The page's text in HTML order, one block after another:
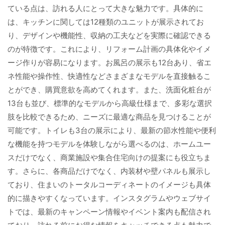
ている点は、訪れる人にとって大きな魅力です。具体的に
は、キッチンに関しては12種類のユニットが展示されてお
り、デザインや機能性、収納の工夫などを実際に確認できる
のが特徴です。これにより、リフォーム計画の具体化やイメ
ージ作りが容易になります。お風呂の展示も12台あり、省エ
ネ性能や操作性、快適性などさまざまなモデルを直接触るこ
とができ、購買意欲を高めてくれます。また、洗面化粧台が
13台も並び、標準的なモデルから高級仕様まで、多彩な選択
肢を比較できるため、ニーズに最適な商品を見つけることが
可能です。トイレも3台の展示により、最新の節水性能や便利
な機能を持つモデルを体験しながら選べるのは、ホームユー
スだけでなく、商業施設や集合住宅向けの提案にも役立ちま
す。さらに、各商品だけでなく、内装材や壁パネルも展示し
ており、住まいのトータルコーディネートのイメージも具体
的に描きやすくなっています。インスタグラムやウェブサイ
トでは、最新のキャンペーン情報やイベント案内も配信され